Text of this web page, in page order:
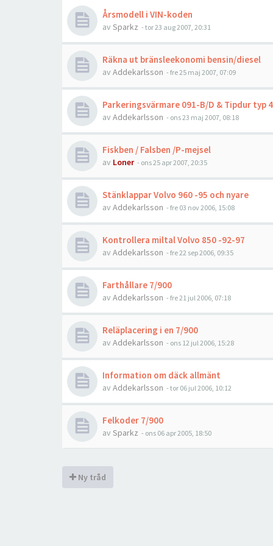
Årsmodell i VIN-koden
av Sparkz - tor 23 aug 2007, 20:31
Räkna ut bränsleekonomi bensin/diesel
av Addekarlsson - fre 25 maj 2007, 07:09
Parkeringsvärmare 091-B/D & Tipdur typ 4
av Addekarlsson - ons 23 maj 2007, 08:18
Fiskben / Falsben /P-mejsel
av Loner - ons 25 apr 2007, 20:35
Stänklappar Volvo 960 -95 och nyare
av Addekarlsson - fre 03 nov 2006, 15:08
Kontrollera miltal Volvo 850 -92-97
av Addekarlsson - fre 22 sep 2006, 09:35
Farthållare 7/900
av Addekarlsson - fre 21 jul 2006, 07:18
Reläplacering i en 7/900
av Addekarlsson - ons 12 jul 2006, 15:28
Information om däck allmänt
av Addekarlsson - tor 06 jul 2006, 10:12
Felkoder 7/900
av Sparkz - ons 06 apr 2005, 18:50
Ny tråd